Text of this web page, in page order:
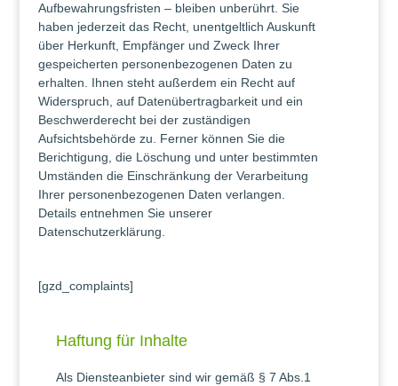
Aufbewahrungsfristen – bleiben unberührt. Sie
haben jederzeit das Recht, unentgeltlich Auskunft
über Herkunft, Empfänger und Zweck Ihrer
gespeicherten personenbezogenen Daten zu
erhalten. Ihnen steht außerdem ein Recht auf
Widerspruch, auf Datenübertragbarkeit und ein
Beschwerderecht bei der zuständigen
Aufsichtsbehörde zu. Ferner können Sie die
Berichtigung, die Löschung und unter bestimmten
Umständen die Einschränkung der Verarbeitung
Ihrer personenbezogenen Daten verlangen.
Details entnehmen Sie unserer
Datenschutzerklärung.
[gzd_complaints]
Haftung für Inhalte
Als Diensteanbieter sind wir gemäß § 7 Abs.1